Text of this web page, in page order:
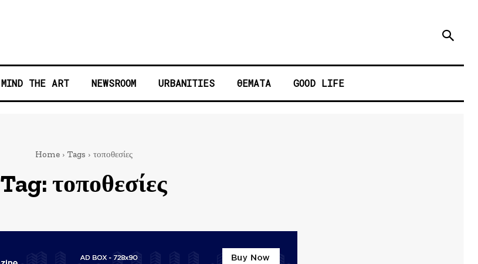
MIND THE ART NEWSROOM URBANITIES ΘΕΜΑΤΑ GOOD LIFE
Home Tags τοποθεσίες
Tag: τοποθεσίες